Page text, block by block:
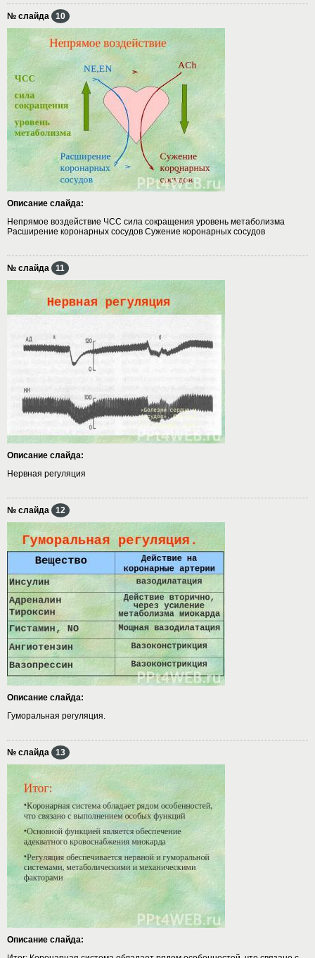
№ слайда 10
Описание слайда:
Непрямое воздействие ЧСС сила сокращения уровень метаболизма
Расширение коронарных сосудов Сужение коронарных сосудов
№ слайда 11
Описание слайда:
Нервная регуляция
№ слайда 12
Описание слайда:
Гуморальная регуляция.
№ слайда 13
Описание слайда: